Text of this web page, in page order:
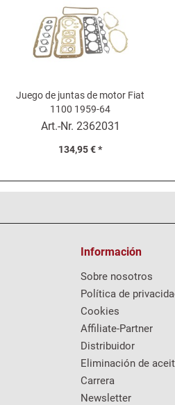
Juego de juntas de motor Fiat
1100 1959-64
Art.-Nr. 2362031
134,95 € *
Información
Sobre nosotros
Política de
Cookies
Affiliate-Partner
Distribuidor
Eliminación de
Carrera
Newsletter